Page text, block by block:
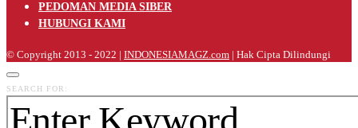
PEDOMAN MEDIA SIBER
HUBUNGI KAMI
© Copyright 2013 - 2022 | INDONESIAMAGZ.com | Hak Cipta Dilindungi
SEARCH FOR: